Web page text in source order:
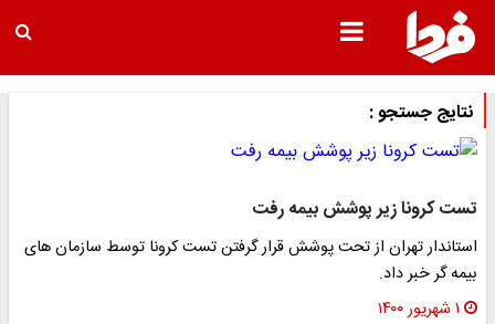
نتایج جستجو :
تست کرونا زیر پوشش بیمه رفت
استاندار تهران از تحت پوشش قرار گرفتن تست کرونا توسط سازمان های
بیمه گر خبر داد.
۱ شهریور ۱۴۰۰